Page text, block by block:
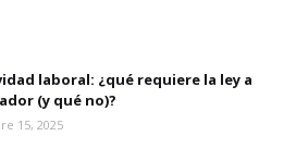
laboral: ¿qué requiere la ley a
(y qué no)?
15, 2025